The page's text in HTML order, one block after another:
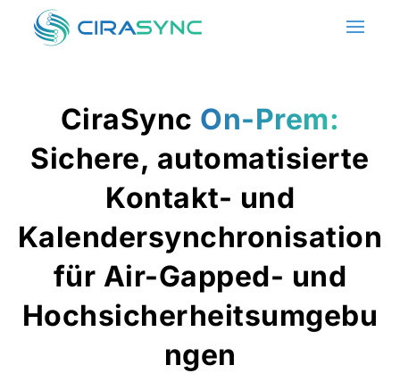
CiraSync On-Prem:
Sichere, automatisierte
Kontakt- und
Kalendersynchronisation
für Air-Gapped- und
Hochsicherheitsumgebu
ngen